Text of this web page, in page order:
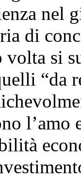
nel
di
volta si
“da
l’amo